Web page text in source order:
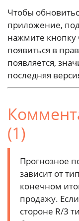
Чтобы
приложение,
нажмите кнопку
появиться в
появляется,
последняя
(1)
Прогнозное
зависит от
конечном
продажу.
стороне R/3